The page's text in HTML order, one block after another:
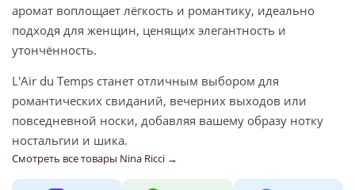
аромат воплощает лёгкость и романтику, идеально
подходя для женщин, ценящих элегантность и
утончённость.
L'Air du Temps станет отличным выбором для
романтических свиданий, вечерних выходов или
повседневной носки, добавляя вашему образу нотку
ностальгии и шика.
Смотреть все товары Nina Ricci →